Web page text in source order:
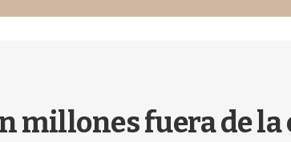
millones fuera de la